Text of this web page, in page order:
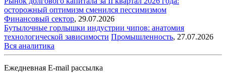
осторожный оптимизм сменился пессимизмом
Финансовый сектор, 29.07.2026
Бутылочные горлышки индустрии чипов: анатомия
технологической зависимости Промышленность, 27.07.2026
Вся аналитика
Ежедневная E-mail рассылка